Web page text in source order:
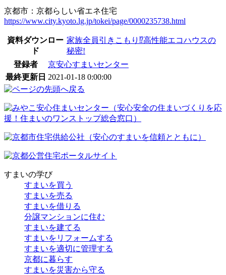
京都市：京都らしい省エネ住宅
https://www.city.kyoto.lg.jp/tokei/page/0000235738.html
資料ダウンロー
ド
家族全員引きこもり⁉高性能エコハウスの
秘密!
登録者
京安心すまいセンター
最終更新日 2021-01-18 0:00:00
すまいの学び
すまいを買う
すまいを売る
すまいを借りる
分譲マンションに住む
すまいを建てる
すまいをリフォームする
すまいを適切に管理する
京都に暮らす
すまいを災害から守る